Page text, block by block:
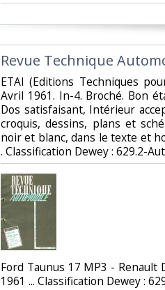
‎Revue Technique
‎ETAI (Editions Techniques
Avril 1961. In-4. Broché. Bon
Dos satisfaisant, Intérieur
croquis, dessins, plans et
noir et blanc, dans le texte et
. Classification Dewey : 629.2-
‎Ford Taunus 17 MP3 - Renault
1961 ... Classification Dewey :